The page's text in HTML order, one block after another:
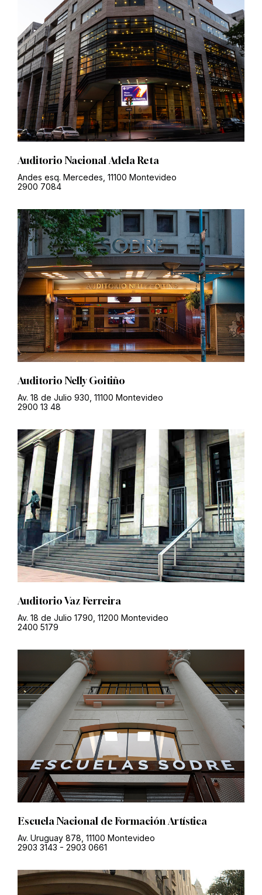
Auditorio Nacional Adela Reta
Andes esq. Mercedes, 11100 Montevideo
2900 7084
Auditorio Nelly Goitiño
Av. 18 de Julio 930, 11100 Montevideo
2900 13 48
Auditorio Vaz Ferreira
Av. 18 de Julio 1790, 11200 Montevideo
2400 5179
Escuela Nacional de Formación Artística
Av. Uruguay 878, 11100 Montevideo
2903 3143 - 2903 0661